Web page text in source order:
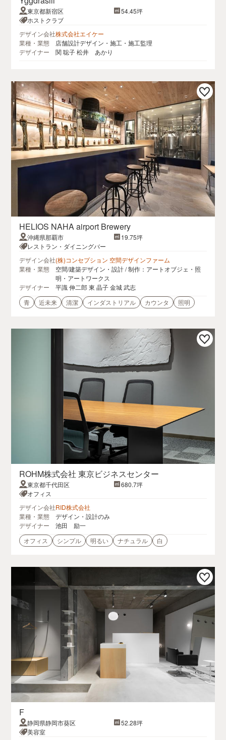
東京都新宿区
54.45坪
ホストクラブ
デザイン会社株式会社エイケー
業種・業態
店舗設計デザイン・施工・施工監理
デザイナー
関 聡子 松井 あかり
HELIOS NAHA airport Brewery
沖縄県那覇市
19.75坪
レストラン・ダイニングバー
デザイン会社
(株)コンセプション 空間デザインファーム
業種・業態
空間/建築デザイン・設計 / 制作：アートオブジェ・照
明・アートワークス
デザイナー
平識 伸二郎 東 晶子 金城 武志
青
近未来 清潔 インダストリアル カウンタ 照明
ROHM株式会社 東京ビジネスセンター
東京都千代田区
680.7坪
オフィス
デザイン会社RID株式会社
業種・業態
デザイン・設計のみ
デザイナー
池田 励一
オフィス
シンプル 明るい ナチュラル 白
F
静岡県静岡市葵区
52.28坪
美容室